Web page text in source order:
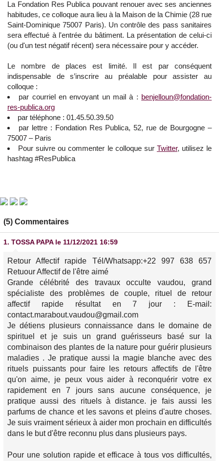
La Fondation Res Publica pouvant renouer avec ses anciennes
habitudes, ce colloque aura lieu à la Maison de la Chimie (28 rue
Saint-Dominique 75007 Paris). Un contrôle des pass sanitaires
sera effectué à l'entrée du bâtiment. La présentation de celui-ci
(ou d'un test négatif récent) sera nécessaire pour y accéder.
Le nombre de places est limité. Il est par conséquent
indispensable de s’inscrire au préalable pour assister au
colloque :
par courriel en envoyant un mail à : benjelloun@fondation-
res-publica.org
par téléphone : 01.45.50.39.50
par lettre : Fondation Res Publica, 52, rue de Bourgogne –
75007 – Paris
Pour suivre ou commenter le colloque sur Twitter, utilisez le
hashtag #ResPublica
(5) Commentaires
1. TOSSA PAPA le 11/12/2021 16:59
Retour Affectif rapide Tél/Whatsapp:+22 997 638 657
Retuour Affectif de l'être aimé
Grande célébrité des travaux occulte vaudou, grand
spécialiste des problèmes de couple, rituel de retour
affectif rapide résultat en 7 jour : E-mail:
contact.marabout.vaudou@gmail.com
Je détiens plusieurs connaissance dans le domaine de
spirituel et je suis un grand guérisseurs basé sur la
combinaison des plantes de la nature pour guérir plusieurs
maladies . Je pratique aussi la magie blanche avec des
rituels puissants pour faire les retours affectifs de l'être
qu'on aime, je peux vous aider à reconquérir votre ex
rapidement en 7 jours sans aucune conséquence, je
pratique aussi des rituels à distance. je fais aussi les
parfums de chance et les savons et pleins d'autre choses.
Je suis vraiment sérieux à aider mon prochain en difficultés
dans le but d'être reconnu plus dans plusieurs pays.
Pour une solution rapide et efficace à tous vos difficultés,